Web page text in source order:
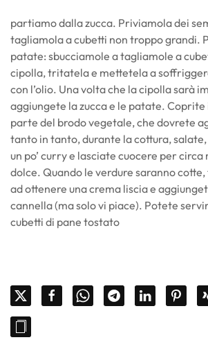
partiamo dalla zucca. Priviamola dei
tagliamola a cubetti non troppo grandi.
patate: sbucciamole a tagliamole a
cipolla, tritatela e mettetela a
con l’olio. Una volta che la cipolla sarà
aggiungete la zucca e le patate. Coprite
parte del brodo vegetale, che dovrete
tanto in tanto, durante la cottura,
un po’ curry e lasciate cuocere per circa
dolce. Quando le verdure saranno
ad ottenere una crema liscia e
cannella (ma solo vi piace). Potete
cubetti di pane tostato